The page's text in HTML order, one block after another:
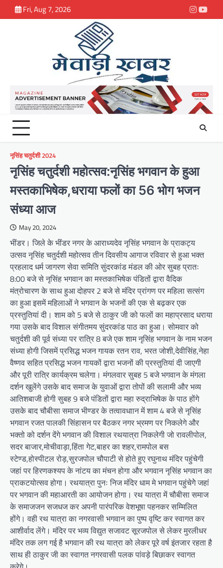
to
Fri, Aug 7, 2026
नृसिंह चतुर्दशी 2024
नृसिंह चतुर्दशी महोत्सव:नृसिंह भगवान के हुआ
मस्तकाभिषेक,धराया फलों का 56 भोग भजन
संध्या आज
May 20, 2024
भींडर। जिले के भींडर नगर के आराध्यदेव नृसिंह भगवान के प्राकट्य
उत्सव नृसिंह चतुर्दशी महोत्सव तीन दिवसीय आगाज रविवार से हुआ भक्त
प्रहलाद धर्म जागरण सेवा समिति सुंदरकांड मंडल की ओर सुबह प्रातः
8:00 बजे से नृसिंह भगवान का मस्तकाभिषेक पंडितों द्वारा वैदिक
मंत्रोचारण के साथ हुआ दोहपर 2 बजे से मंदिर प्रांगण पर महिला सत्संग
का हुआ इसमें महिलाओं ने भगवान के भजनों की एक से बढ़कर एक
प्रस्तुतियां दी। शाम को 5 बजे से ठाकुर जी को फलों का महाप्रसाद धराया
गया उसके बाद विशाल संगीतमय सुंदरकांड पाठ का हुआ। सोमवार को
चतुर्दशी की पूर्व संध्या पर रात्रि 8 बजे एक शाम नृसिंह भगवान के नाम भजन
संध्या होगी जिसमें प्रसिद्ध भजन गायक रतन राव, भरत जोशी,देवीसिंह,नेहा
वैष्णव सहित प्रसिद्ध भजन गायकों द्वारा भजनों की प्रस्तुतियां दी जाएगी
और पूरी रात्रि कार्यक्रम चलेगा। मंगलवार सुबह 5 बजे भगवान के मंगला
दर्शन खुलेंगे उसके बाद समाज के युवाओं द्वारा तोपों की सलामी और भव्य
आतिशबाजी होगी सुबह 9 बजे पंडितों द्वारा महा रुद्राभिषेक के पाठ होंगे
उसके बाद चौबीसा समाज भीण्डर के तत्वावधाान में शाम 4 बजे से नृसिंह
भगवान रजत पालकी सिंहासन पर बैठकर नगर भ्रमण पर निकलेगे और
भक्तो को दर्शन देंगे भगवान की विशाल रथयात्रा निकलेगी जो रावलीपोल,
सदर बाजार,मोचीवाड़ा,हिंता गेट,बाहर का शहर,रामपोल बस
स्टेण्ड,होस्पीटल रोड़,सुरजपोल चौपाटी से होते हुए रघुनाथ मंदिर पहुंचेगी
जहां पर हिरणकश्यप के नांटय का मंचन होगा और भगवान नृसिंह भगवान का
प्राकटयोत्सव होगा। रथयात्रा पुनः निज मंदिर धाम मे भगवान पहुंचेगेे जहां
पर भगवान की महाआरती का आयोजन होगा। रथ यात्रा में चौबीसा समाज
के समाजजन सजधज कर अपनी पारंपरिक वेशभूषा पहनकर सम्मिलित
होंगे। वही रथ यात्रा का नगरवासी भगवान का पुष्प वृष्टि कर स्वागत कर
आशीर्वाद लेंगे। मंदिर पर भव्य विद्युत सजावट सूरजपोल से लेकर मुरलीधर
मंदिर तक लग गई है भगवान की रथ यात्रा को लेकर पूरे वर्ष इंतजार रहता है
साथ ही ठाकुर जी का स्वागत नगरवासी पलक पांवड़े बिछाकर स्वागत